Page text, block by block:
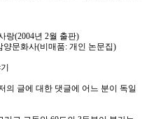
랑(2004년 2월 출판)
양문화사(비매품: 개인 논문집)
의 글에 대한 댓글에 어느 분이 독일